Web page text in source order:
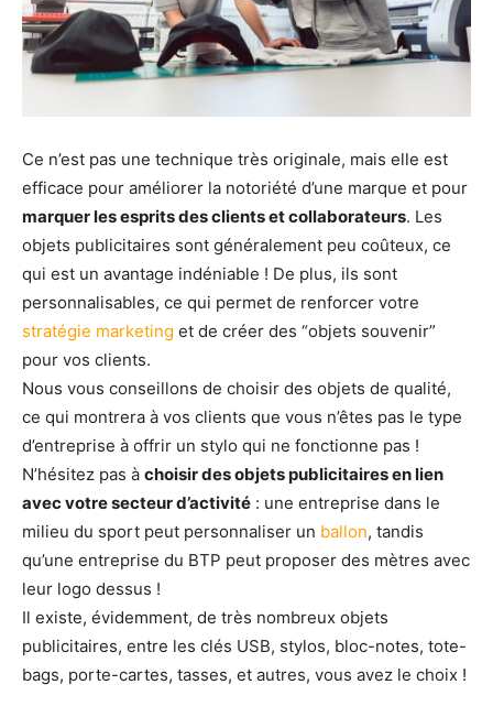
Ce n’est pas une technique très originale, mais elle est
efficace pour améliorer la notoriété d’une marque et pour
marquer les esprits des clients et collaborateurs. Les
objets publicitaires sont généralement peu coûteux, ce
qui est un avantage indéniable ! De plus, ils sont
personnalisables, ce qui permet de renforcer votre
stratégie marketing et de créer des “objets souvenir”
pour vos clients.
Nous vous conseillons de choisir des objets de qualité,
ce qui montrera à vos clients que vous n’êtes pas le type
d’entreprise à offrir un stylo qui ne fonctionne pas !
N’hésitez pas à choisir des objets publicitaires en lien
avec votre secteur d’activité : une entreprise dans le
milieu du sport peut personnaliser un ballon, tandis
qu’une entreprise du BTP peut proposer des mètres avec
leur logo dessus !
Il existe, évidemment, de très nombreux objets
publicitaires, entre les clés USB, stylos, bloc-notes, tote-
bags, porte-cartes, tasses, et autres, vous avez le choix !